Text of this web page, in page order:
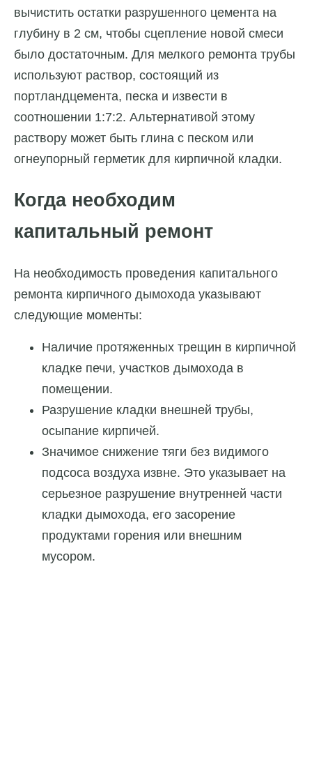
вычистить остатки разрушенного цемента на
глубину в 2 см, чтобы сцепление новой смеси
было достаточным. Для мелкого ремонта трубы
используют раствор, состоящий из
портландцемента, песка и извести в
соотношении 1:7:2. Альтернативой этому
раствору может быть глина с песком или
огнеупорный герметик для кирпичной кладки.
Когда необходим
капитальный ремонт
На необходимость проведения капитального
ремонта кирпичного дымохода указывают
следующие моменты:
Наличие протяженных трещин в кирпичной
кладке печи, участков дымохода в
помещении.
Разрушение кладки внешней трубы,
осыпание кирпичей.
Значимое снижение тяги без видимого
подсоса воздуха извне. Это указывает на
серьезное разрушение внутренней части
кладки дымохода, его засорение
продуктами горения или внешним
мусором.